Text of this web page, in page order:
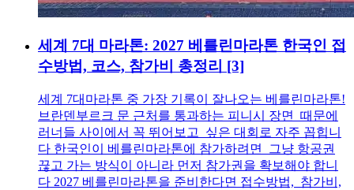
세계 7대 마라톤: 2027 베를린마라톤 한국인 접
수방법, 코스, 참가비 총정리 [3]
세계 7대마라톤 중 가장 기록이 잘나오는 베를린마라톤!
브란덴부르크 문 근처를 통과하는 피니시 장면 때문에
러너들 사이에서 꼭 뛰어보고 싶은 대회로 자주 꼽힙니
다 한국인이 베를린마라톤에 참가하려면 그냥 항공권
끊고 가는 방식이 아니라 먼저 참가권을 확보해야 합니
다 2027 베를린마라톤을 준비한다면 접수방법, 참가비,